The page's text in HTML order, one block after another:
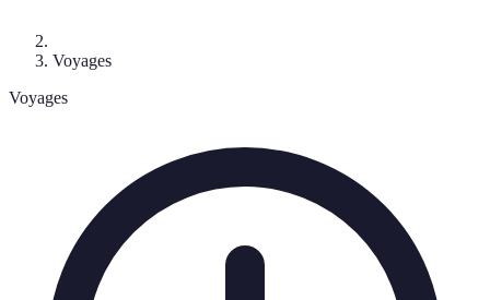
Voyages
Voyages